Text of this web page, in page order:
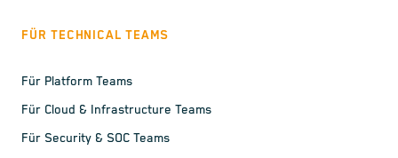
FÜR TECHNICAL TEAMS
Für Platform Teams
Für Cloud & Infrastructure Teams
Für Security & SOC Teams